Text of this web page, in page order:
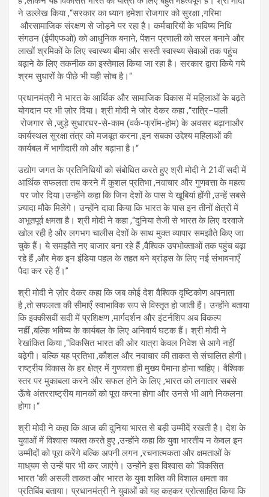
ने उल्लेख किया,“सरकार का ध्यान हमेशा रोजगार को सुरक्षा,गरिमा
औरसामाजिक संरक्षण से जोड़ने पर रहा है। कर्मचारियों केभविष्य निधि
संगठन (ईपीएफओ) को आधुनिक बनाने, पेंशन प्रणाली
को सरलबनाने और
लाखों श्रमिकों के लिए स्वास्थ्य बीमा और सस्ती स्वास्थ्य सेवाओं तक पहुंच
बढ़ाने के लिए तकनीक का इस्तेमाल किया जा रहा है। सरकार द्वारा किये गये
श्रम सुधारों के पीछे भी यही सोच है।“
प्रधानमंत्री ने भारत के आर्थिक और सामाजिक विकास में महिलाओं के बढ़ते
योगदान पर भी ज़ोर दिया। श्री मोदी ने जोर देकर कहा,“रात्रि–पाली
रोजगार से जुड़े सुधार,घर-से-काम (वर्क-फ्रॉम-होम) के अवसर बढ़ानाऔर
कार्यस्थल सुरक्षा तंत्र कोमजबूत करना,इन सबका उद्देश्य महिलाओं की
कार्यबल में भागीदारी को और बढ़ाना है।“
उद्योग जगत के प्रतिनिधियों को संबोधित करते हुए श्री मोदी ने 21वीं सदी में
आर्थिक सफलता तय करने में कुशल प्रतिभा,नवाचार और गुणवत्ता के महत्व
पर जोर दिया।उन्होंने कहा कि जिन देशों के पास ये खूबियां होंगी,उन्हें सबसे
ज़्यादा मौके मिलेंगे। उन्होंने दावा किया कि भारत के पास इन तीनों क्षेत्रों में
अभूतपूर्व क्षमता है। श्री मोदी ने कहा,“दुनिया तेजी से भारत के लिए दरवाजे
खोल रही है और लगभग चालीस देशों के साथ मुक्त व्यापार समझौते किए जा
चुके हैं। ये समझौते नए बाजार बना रहे हैं,वैश्विक उपभोक्ताओं तक पहुंच बढ़ा
रहे हैं,और मेक इन इंडिया पहल के तहत बने ब्रांड्स के लिए नई संभावनाएँ
पैदा कर रहे हैं।”
श्री मोदी ने ज़ोर देकर कहा कि जब कोई देश वैश्विक दृष्टिकोण अपनाता
है,तो सफलता की सीमाएँ स्वाभाविक रूप से विस्तृत हो जाती हैं। उन्होंने बताया
कि इक्कीसवीं सदी में प्रशिक्षण,मार्गदर्शन और इंटर्नशिप अब विकल्प
नहीं,बल्कि भविष्य के कार्यबल के लिए अनिवार्य घटक हैं। श्री मोदी ने
रेखांकित किया,“विकसित भारत की ओर यात्रा केवल निवेश से आगे नहीं
बढ़ेगी। बल्कि यह प्रतिभा,कौशल और नवाचार की ताकत से संचालित होगी।
राष्ट्रीय विकास के हर क्षेत्र में गुणवत्ता ही मुख्य पैमाना होना चाहिए। वैश्विक
स्तर पर मुकाबला करने और सफल होने के लिए ,भारत को लगातार सबसे
ऊँचे अंतरराष्ट्रीय मानकों को पूराकरना होगा और उनसे भी आगे निकलना
होगा।“
श्री मोदी ने कहा कि आज की दुनिया भारत से बड़ी उम्मीदें रखती है। देश के
युवाओं में विश्वास व्यक्त करते हुए ,उन्होंने कहा कि युवा भारतीय न केवल इन
उम्मीदों को पूरा करेंगे बल्कि अपनी लगन ,रचनात्मकता और क्षमताओं के
माध्यम से उन्हें पार भी कर जाएंगे। उन्होंने इस विश्वास को‘विकसित
भारत‘की असली ताकत और भारत के युवा शक्ति की विशाल क्षमता का
प्रतिबिंब बताया। प्रधानमंत्री ने युवाओं को यह कहकर प्रोत्साहित किया कि